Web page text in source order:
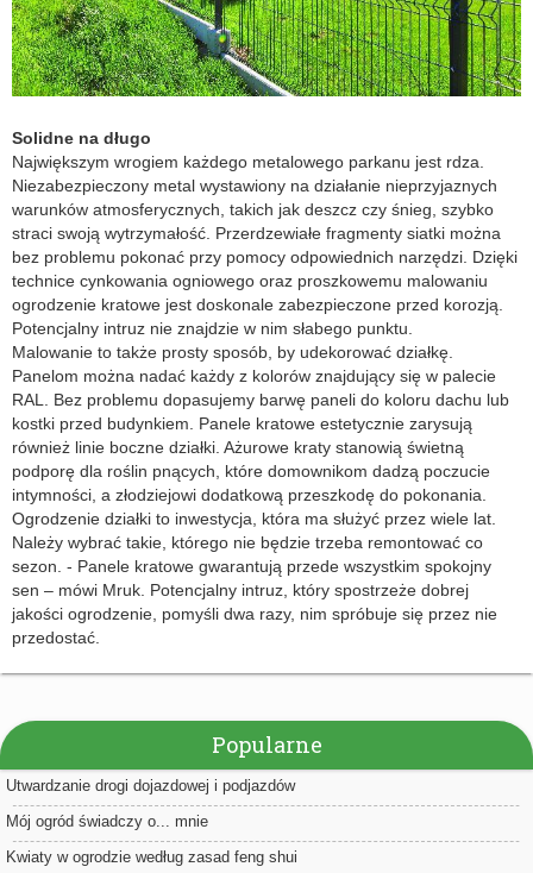
Solidne na długo
Największym wrogiem każdego metalowego parkanu jest rdza.
Niezabezpieczony metal wystawiony na działanie nieprzyjaznych
warunków atmosferycznych, takich jak deszcz czy śnieg, szybko
straci swoją wytrzymałość. Przerdzewiałe fragmenty siatki można
bez problemu pokonać przy pomocy odpowiednich narzędzi. Dzięki
technice cynkowania ogniowego oraz proszkowemu malowaniu
ogrodzenie kratowe jest doskonale zabezpieczone przed korozją.
Potencjalny intruz nie znajdzie w nim słabego punktu.
Malowanie to także prosty sposób, by udekorować działkę.
Panelom można nadać każdy z kolorów znajdujący się w palecie
RAL. Bez problemu dopasujemy barwę paneli do koloru dachu lub
kostki przed budynkiem. Panele kratowe estetycznie zarysują
również linie boczne działki. Ażurowe kraty stanowią świetną
podporę dla roślin pnących, które domownikom dadzą poczucie
intymności, a złodziejowi dodatkową przeszkodę do pokonania.
Ogrodzenie działki to inwestycja, która ma służyć przez wiele lat.
Należy wybrać takie, którego nie będzie trzeba remontować co
sezon. - Panele kratowe gwarantują przede wszystkim spokojny
sen – mówi Mruk. Potencjalny intruz, który spostrzeże dobrej
jakości ogrodzenie, pomyśli dwa razy, nim spróbuje się przez nie
przedostać.
Popularne
Utwardzanie drogi dojazdowej i podjazdów
Mój ogród świadczy o... mnie
Kwiaty w ogrodzie według zasad feng shui